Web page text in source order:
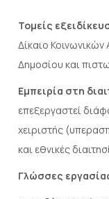
Τομείς
Δίκαιο
Δημοσίου και
Εμπειρία στη
επεξεργαστεί
χειριστής
και εθνικές
Γλώσσες